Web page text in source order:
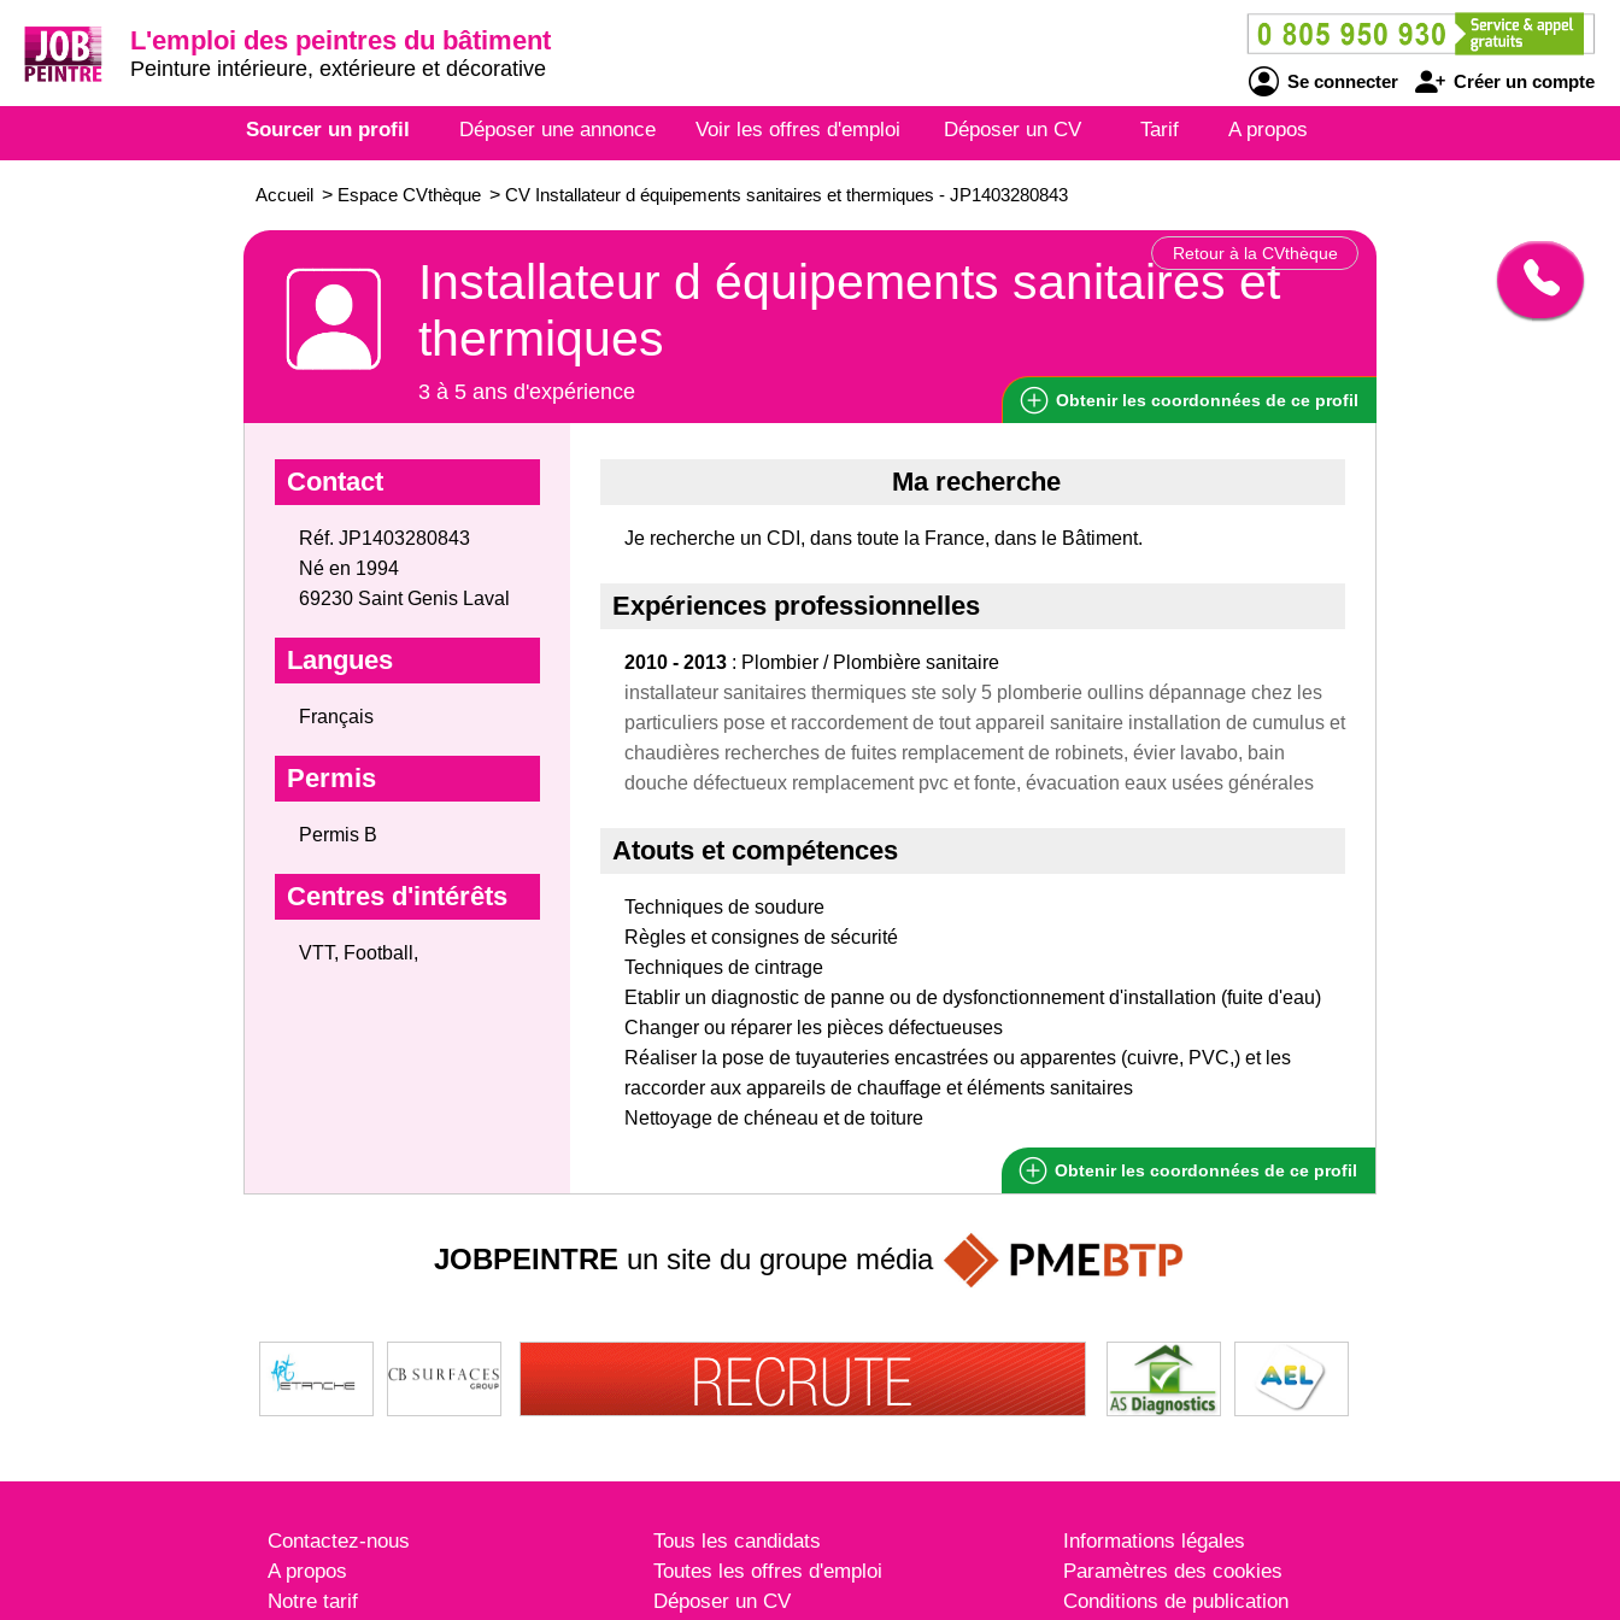
L'emploi des peintres du bâtiment
Peinture intérieure, extérieure et décorative
Se connecter Créer un compte
Sourcer un profil Déposer une annonce Voir les offres d'emploi Déposer un CV Tarif A propos
Accueil > Espace CVthèque > CV Installateur d équipements sanitaires et thermiques - JP1403280843
Retour à la CVthèque
Installateur d équipements sanitaires et
thermiques
3 à 5 ans d'expérience Obtenir les coordonnées de ce profil
Contact
Réf. JP1403280843
Né en 1994
69230 Saint Genis Laval
Langues
Français
Permis
Permis B
Centres d'intérêts
VTT, Football,
Ma recherche
Je recherche un CDI, dans toute la France, dans le Bâtiment.
Expériences professionnelles
2010 - 2013 : Plombier / Plombière sanitaire
installateur sanitaires thermiques ste soly 5 plomberie oullins dépannage chez les
particuliers pose et raccordement de tout appareil sanitaire installation de cumulus et
chaudières recherches de fuites remplacement de robinets, évier lavabo, bain
douche défectueux remplacement pvc et fonte, évacuation eaux usées générales
Atouts et compétences
Techniques de soudure
Règles et consignes de sécurité
Techniques de cintrage
Etablir un diagnostic de panne ou de dysfonctionnement d'installation (fuite d'eau)
Changer ou réparer les pièces défectueuses
Réaliser la pose de tuyauteries encastrées ou apparentes (cuivre, PVC,) et les
raccorder aux appareils de chauffage et éléments sanitaires
Nettoyage de chéneau et de toiture
Obtenir les coordonnées de ce profil
JOBPEINTRE un site du groupe média
Contactez-nous
A propos
Notre tarif
Tous les candidats
Toutes les offres d'emploi
Déposer un CV
Informations légales
Paramètres des cookies
Conditions de publication